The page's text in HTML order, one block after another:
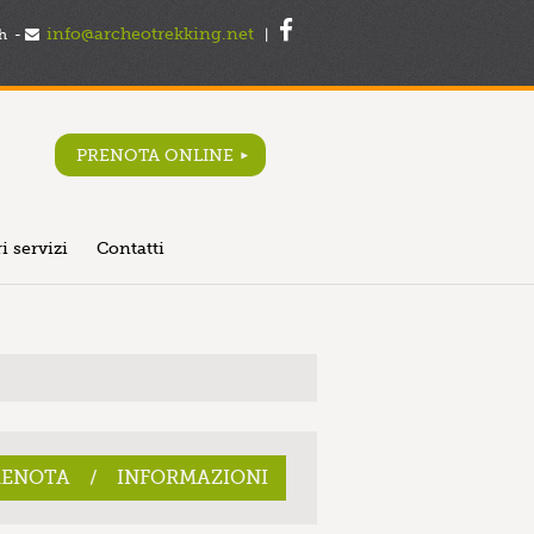
- info@archeotrekking.net|
PRENOTA ONLINE
servizi Contatti
/ INFORMAZIONI